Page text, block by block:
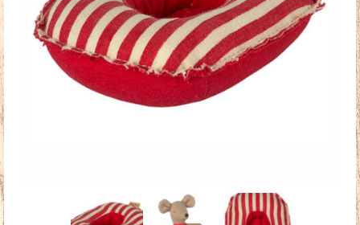
Blog
Contact
Panier